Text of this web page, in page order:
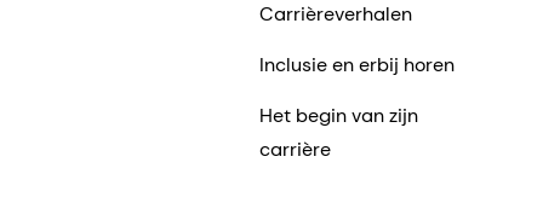
Carrièreverhalen
Inclusie en erbij horen
Het begin van zijn
carrière